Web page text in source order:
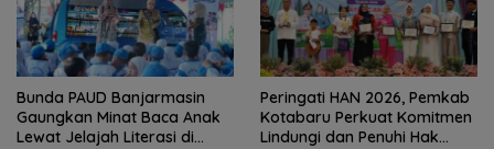
Bunda PAUD Banjarmasin
Gaungkan Minat Baca Anak
Lewat Jelajah Literasi di
Peringati HAN 2026, Pemkab
Kotabaru Perkuat Komitmen
Lindungi dan Penuhi Hak